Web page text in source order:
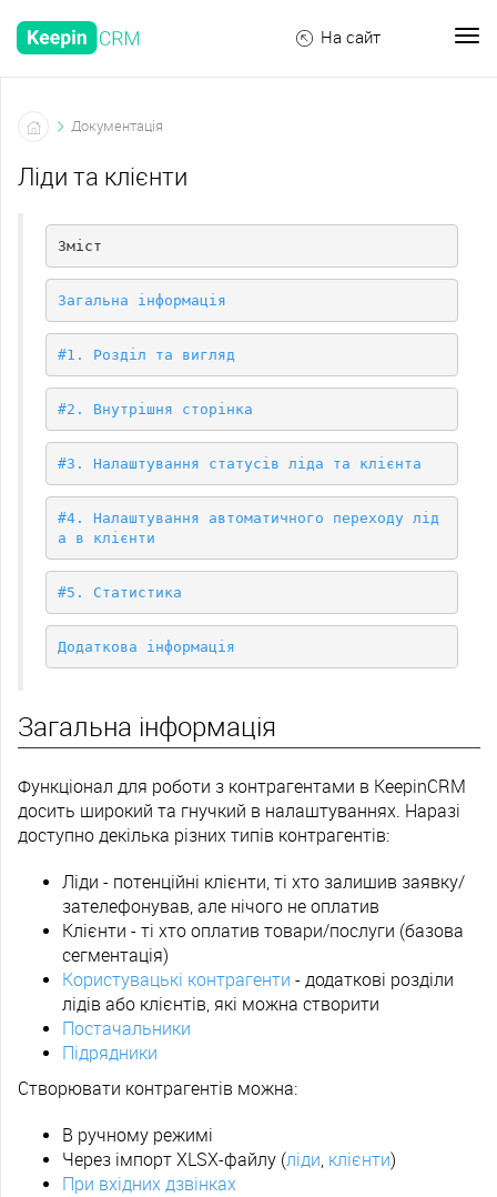
На сайт
Документація
Ліди та клієнти
Зміст
Загальна інформація
#1. Розділ та вигляд
#2. Внутрішня сторінка
#3. Налаштування статусів ліда та клієнта
#4. Налаштування автоматичного переходу лід
а в клієнти
#5. Статистика
Додаткова інформація
Загальна інформація
Функціонал для роботи з контрагентами в KeepinCRM
досить широкий та гнучкий в налаштуваннях. Наразі
доступно декілька різних типів контрагентів:
Ліди - потенційні клієнти, ті хто залишив заявку/
зателефонував, але нічого не оплатив
Клієнти - ті хто оплатив товари/послуги (базова
сегментація)
Користувацькі контрагенти - додаткові розділи
лідів або клієнтів, які можна створити
Постачальники
Підрядники
Створювати контрагентів можна:
В ручному режимі
Через імпорт XLSX-файлу (ліди, клієнти)
При вхідних дзвінках